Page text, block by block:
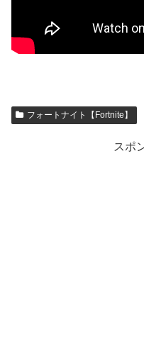
フォートナイト【Fortnite】
スポ